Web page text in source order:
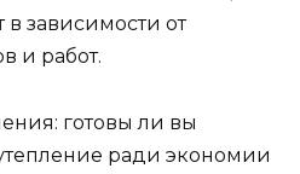
в зависимости от
и работ.
готовы ли вы
ради экономии